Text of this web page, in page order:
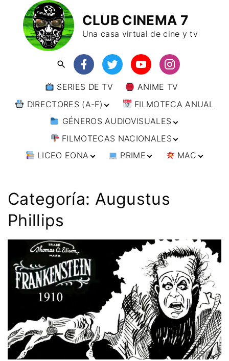
CLUB CINEMA 7
Una casa virtual de cine y tv
SERIES DE TV
ANIME TV
DIRECTORES (A-F)
DIRECTORES (F-L)
DIRECTORES (L-
W)
FILMOTECA ANUAL
GÉNEROS AUDIOVISUALES
ANIMACIÓN
ARTES MARCIALES
CINE DOCUMENTAL
ESPIONAJE
COMEDIA
DRAMA
ÉPICO / MITOLÓGICO
EXPERIMENTOS
FANTÁSTICO
MUSICAL
TERROR
WESTERN / CHAMBARA
FILMOTECAS NACIONALES
AFRICA
CHILE
MÉXICO
URUGUAY
ASIA
JAPÓN
EUROPA
ALEMANIA
BÉLGICA
DINAMARCA
ESPAÑA
FRANCIA
ITALIA
PAISES BAJOS
REINO UNIDO
SERBIA​
SUECIA
LICEO EONA
TALLERES
ONLINE
FILM DOCTOR
IMAGEN & VIDEO
SERVICIOS DE
COMPUTACIÓN
DISEÑO WEB
CONTACTO
TARJETA
DIGITAL
PRIME
IMPRESCINDIBLES
MAC
Categoría: Augustus
Phillips